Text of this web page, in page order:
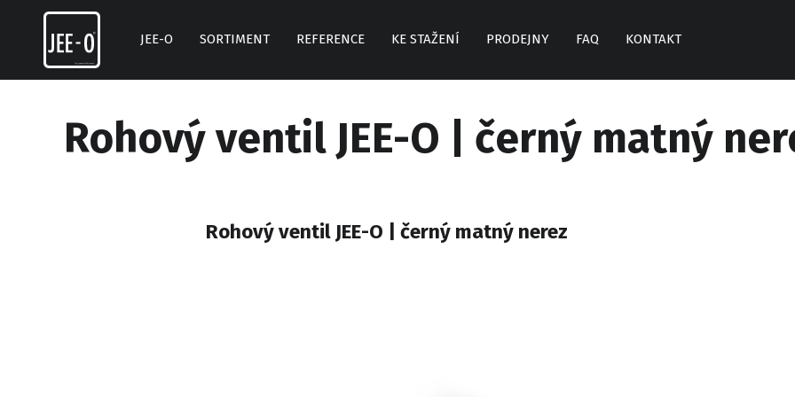
JEE-O SORTIMENT REFERENCE KE STAŽENÍ PRODEJNY FAQ KONTAKT
Rohový ventil JEE-O | černý matný
Rohový ventil JEE-O | černý matný nerez